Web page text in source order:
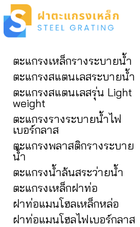
ตะแกรงเหล็กรางระบายน้ำ
ตะแกรงสแตนเลสระบายน้ำ
ตะแกรงสแตนเลสรุ่น Light
weight
ตะแกรงรางระบายน้ำไฟ
เบอร์กลาส
ตะแกรงพลาสติกรางระบาย
น้ำ
ตะแกรงน้ำล้นสระว่ายน้ำ
ตะแกรงเหล็กฝาท่อ
ฝาท่อแมนโฮลเหล็กหล่อ
ฝาท่อแมนโฮลไฟเบอร์กลาส